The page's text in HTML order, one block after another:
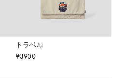
トラベル
¥3900